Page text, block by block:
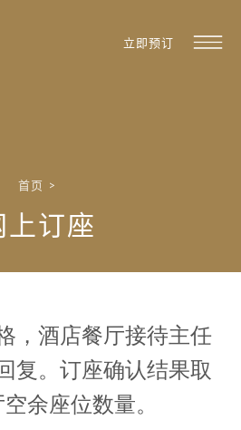
立即预订
首页 >
上订座
，酒店餐厅接待主任
复。订座确认结果取
余座位数量。